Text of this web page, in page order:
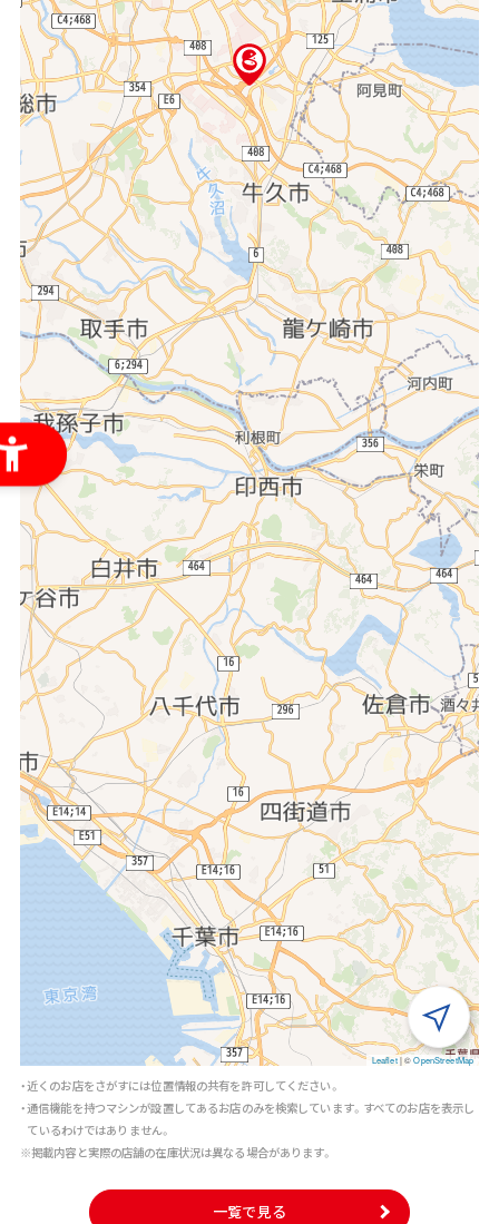
Leaflet |©OpenStreetMap
・近くのお店をさがすには位置情報の共有を許可してください。
・通信機能を持つマシンが設置してあるお店のみを検索しています。すべてのお店を表示し
ているわけではありません。
※掲載内容と実際の店舗の在庫状況は異なる場合があります。
一覧で見る